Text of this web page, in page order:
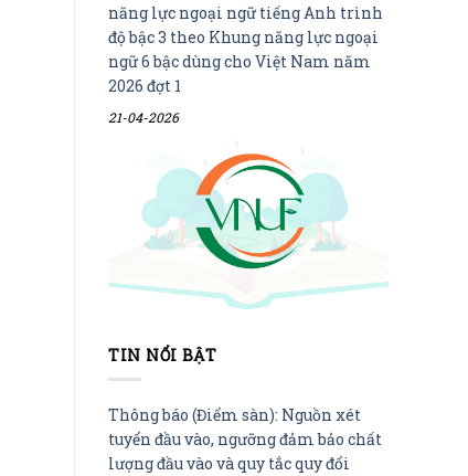
năng lực ngoại ngữ tiếng Anh trình
độ bậc 3 theo Khung năng lực ngoại
ngữ 6 bậc dùng cho Việt Nam năm
2026 đợt 1
21-04-2026
TIN NỔI BẬT
Thông báo (Điểm sàn): Nguồn xét
tuyển đầu vào, ngưỡng đảm bảo chất
lượng đầu vào và quy tắc quy đổi